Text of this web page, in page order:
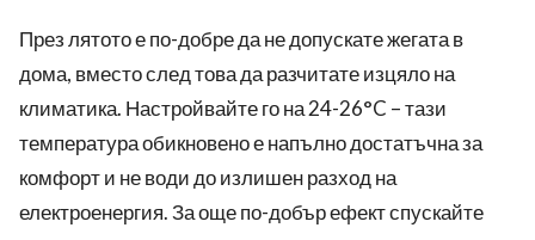
През лятото е по-добре да не допускате жегата в
дома, вместо след това да разчитате изцяло на
климатика. Настройвайте го на 24-26°C – тази
температура обикновено е напълно достатъчна за
комфорт и не води до излишен разход на
електроенергия. За още по-добър ефект спускайте